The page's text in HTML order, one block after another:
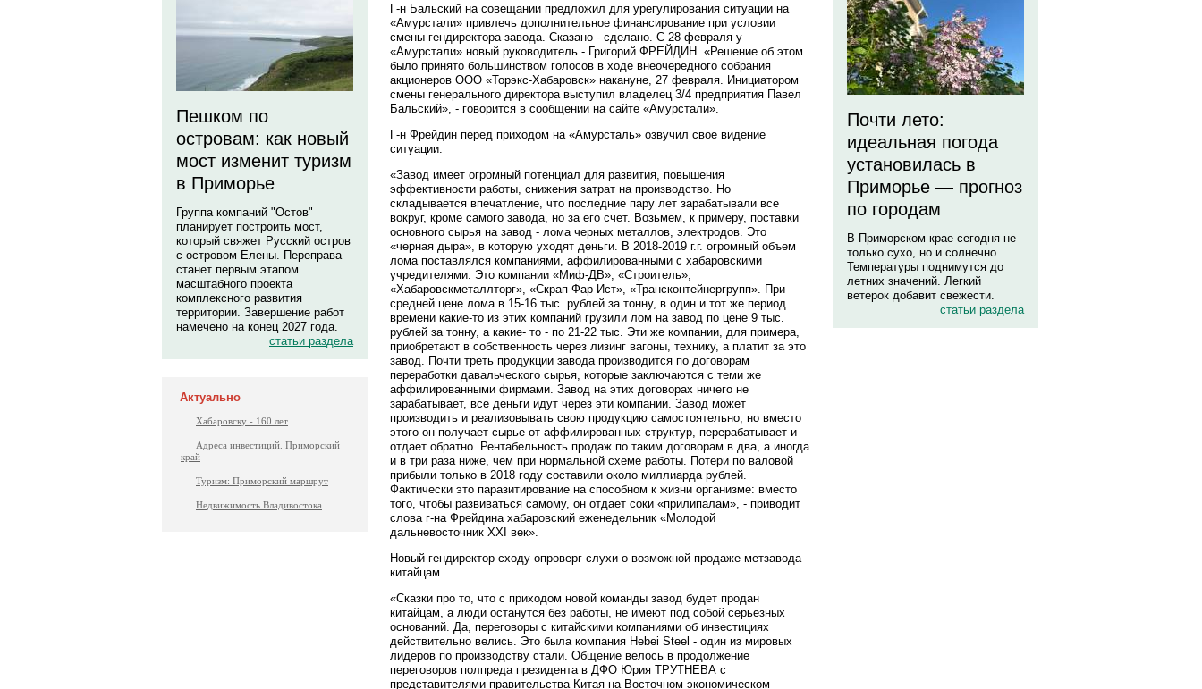
Пешком по
островам: как новый
мост изменит туризм
в Приморье
Группа компаний "Остов"
планирует построить мост,
который свяжет Русский остров
с островом Елены. Переправа
станет первым этапом
масштабного проекта
комплексного развития
территории. Завершение работ
намечено на конец 2027 года.
статьи раздела
Актуально
Хабаровску - 160 лет
Адреса инвестиций. Приморский
край
Туризм: Приморский маршрут
Недвижимость Владивостока
Г-н Бальский на совещании предложил для урегулирования ситуации на
«Амурстали» привлечь дополнительное финансирование при условии
смены гендиректора завода. Сказано - сделано. С 28 февраля у
«Амурстали» новый руководитель - Григорий ФРЕЙДИН. «Решение об этом
было принято большинством голосов в ходе внеочередного собрания
акционеров ООО «Торэкс-Хабаровск» накануне, 27 февраля. Инициатором
смены генерального директора выступил владелец 3/4 предприятия Павел
Бальский», - говорится в сообщении на сайте «Амурстали».
Г-н Фрейдин перед приходом на «Амурсталь» озвучил свое видение
ситуации.
«Завод имеет огромный потенциал для развития, повышения
эффективности работы, снижения затрат на производство. Но
складывается впечатление, что последние пару лет зарабатывали все
вокруг, кроме самого завода, но за его счет. Возьмем, к примеру, поставки
основного сырья на завод - лома черных металлов, электродов. Это
«черная дыра», в которую уходят деньги. В 2018-2019 г.г. огромный объем
лома поставлялся компаниями, аффилированными с хабаровскими
учредителями. Это компании «Миф-ДВ», «Строитель»,
«Хабаровскметаллторг», «Скрап Фар Ист», «Трансконтейнергрупп». При
средней цене лома в 15-16 тыс. рублей за тонну, в один и тот же период
времени какие-то из этих компаний грузили лом на завод по цене 9 тыс.
рублей за тонну, а какие- то - по 21-22 тыс. Эти же компании, для примера,
приобретают в собственность через лизинг вагоны, технику, а платит за это
завод. Почти треть продукции завода производится по договорам
переработки давальческого сырья, которые заключаются с теми же
аффилированными фирмами. Завод на этих договорах ничего не
зарабатывает, все деньги идут через эти компании. Завод может
производить и реализовывать свою продукцию самостоятельно, но вместо
этого он получает сырье от аффилированных структур, перерабатывает и
отдает обратно. Рентабельность продаж по таким договорам в два, а иногда
и в три раза ниже, чем при нормальной схеме работы. Потери по валовой
прибыли только в 2018 году составили около миллиарда рублей.
Фактически это паразитирование на способном к жизни организме: вместо
того, чтобы развиваться самому, он отдает соки «прилипалам», - приводит
слова г-на Фрейдина хабаровский еженедельник «Молодой
дальневосточник XXI век».
Новый гендиректор сходу опроверг слухи о возможной продаже метзавода
китайцам.
«Сказки про то, что с приходом новой команды завод будет продан
китайцам, а люди останутся без работы, не имеют под собой серьезных
оснований. Да, переговоры с китайскими компаниями об инвестициях
действительно велись. Это была компания Hebei Steel - один из мировых
лидеров по производству стали. Общение велось в продолжение
переговоров полпреда президента в ДФО Юрия ТРУТНЕВА с
представителями правительства Китая на Восточном экономическом
Почти лето:
идеальная погода
установилась в
Приморье — прогноз
по городам
В Приморском крае сегодня не
только сухо, но и солнечно.
Температуры поднимутся до
летних значений. Легкий
ветерок добавит свежести.
статьи раздела